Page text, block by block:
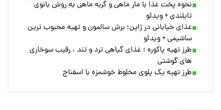
نحوه پخت غذا با مار ماهی و گربه ماهی به روش بانوی
تایلندی + ویدئو
غذای خیابانی در ژاپن؛ برش سالمون و تهیه محبوب ترین
ساشیمی + ویدئو
طرز تهیه پاکوره ؛ غذای گیاهی ترد و تند ، رقیب سوخاری
های گوشتی
طرز تهیه یک پلوی مخلوط خوشمزه با اسفناج